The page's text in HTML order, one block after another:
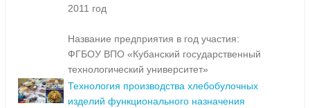
2011 год
Название предприятия в год участия:
ФГБОУ ВПО «Кубанский государственный
технологический университет»
Технология производства хлебобулочных
изделий функционального назначения